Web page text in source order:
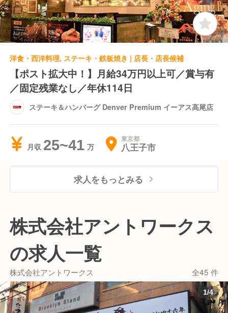
洋食・西洋料理, ステーキ・鉄板焼き | 店長・店長候補
【ポスト拡大中！】月給34万円以上可／賞与有
／固定残業なし／年休114日
ステーキ＆ハンバーグ Denver Premium イーアス高尾店
月収 25~41 東京都
八王子市
求人をもっとみる
株式会社アントワークス
の求人一覧
株式会社アントワークス 全45 件
1/4